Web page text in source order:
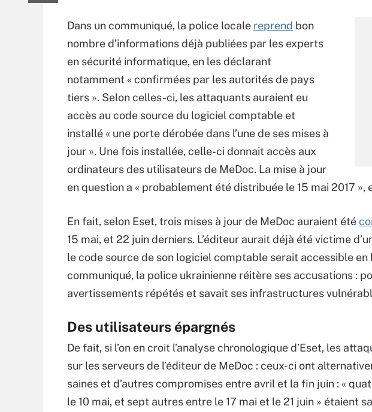
Dans un communiqué, la police locale reprend bon
nombre d’informations déjà publiées par les experts
en sécurité informatique, en les déclarant
notamment « confirmées par les autorités de pays
tiers ». Selon celles-ci, les attaquants auraient eu
accès au code source du logiciel comptable et
installé « une porte dérobée dans l’une de ses mises à
jour ». Une fois installée, celle-ci donnait accès aux
ordinateurs des utilisateurs de MeDoc. La mise à jour
en question a « probablement été distribuée le 15 mai 2017 »,
En fait, selon Eset, trois mises à jour de MeDoc auraient été
15 mai, et 22 juin derniers. L’éditeur aurait déjà été victime
le code source de son logiciel comptable serait accessible en
communiqué, la police ukrainienne réitère ses accusations :
avertissements répétés et savait ses infrastructures
Des utilisateurs épargnés
De fait, si l’on en croit l’analyse chronologique d’Eset, les
sur les serveurs de l’éditeur de MeDoc : ceux-ci ont
saines et d’autres compromises entre avril et la fin juin : «
le 10 mai, et sept autres entre le 17 mai et le 21 juin » étaient